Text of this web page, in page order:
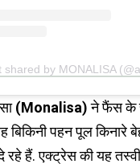
shared by MONALISA
(Monalisa)ने फैंस के
बिकिनी पहन पूल किनारे
रहे हैं. एक्ट्रेस की यह